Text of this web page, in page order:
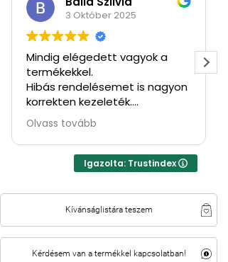
3 Október 2025
Mindig elégedett vagyok a
termékekkel.
Hibás rendelésemet is nagyon
korrekten kezeleték.
Kedves, segítőkész csapat😍
Olvass tovább
Igazolta: Trustindex
Kívánságlistára teszem
Kérdésem van a termékkel kapcsolatban!